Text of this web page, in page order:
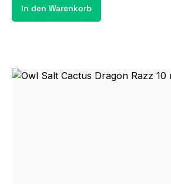
In den Warenkorb